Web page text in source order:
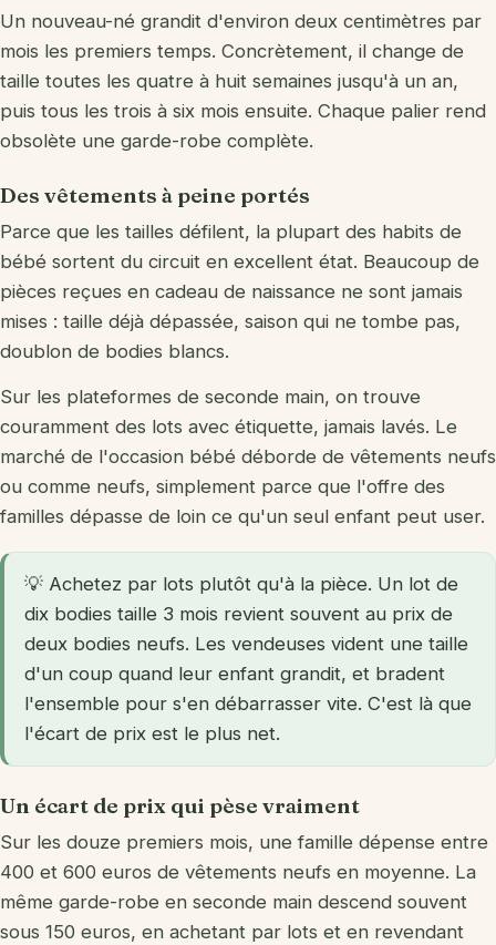
Un nouveau-né grandit d'environ deux centimètres par
mois les premiers temps. Concrètement, il change de
taille toutes les quatre à huit semaines jusqu'à un an,
puis tous les trois à six mois ensuite. Chaque palier rend
obsolète une garde-robe complète.
Des vêtements à peine portés
Parce que les tailles défilent, la plupart des habits de
bébé sortent du circuit en excellent état. Beaucoup de
pièces reçues en cadeau de naissance ne sont jamais
mises : taille déjà dépassée, saison qui ne tombe pas,
doublon de bodies blancs.
Sur les plateformes de seconde main, on trouve
couramment des lots avec étiquette, jamais lavés. Le
marché de l'occasion bébé déborde de vêtements neufs
ou comme neufs, simplement parce que l'offre des
familles dépasse de loin ce qu'un seul enfant peut user.
💡 Achetez par lots plutôt qu'à la pièce. Un lot de
dix bodies taille 3 mois revient souvent au prix de
deux bodies neufs. Les vendeuses vident une taille
d'un coup quand leur enfant grandit, et bradent
l'ensemble pour s'en débarrasser vite. C'est là que
l'écart de prix est le plus net.
Un écart de prix qui pèse vraiment
Sur les douze premiers mois, une famille dépense entre
400 et 600 euros de vêtements neufs en moyenne. La
même garde-robe en seconde main descend souvent
sous 150 euros, en achetant par lots et en revendant